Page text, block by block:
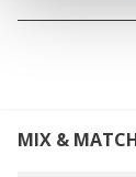
MIX &